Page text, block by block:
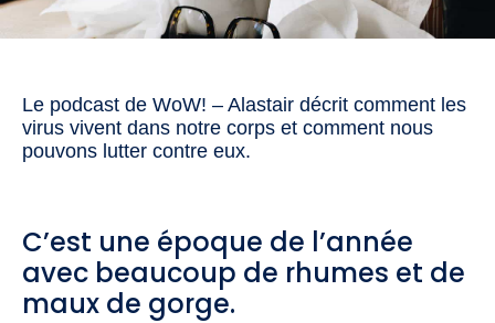
Le podcast de WoW! – Alastair décrit comment les
virus vivent dans notre corps et comment nous
pouvons lutter contre eux.
C’est une époque de l’année
avec beaucoup de rhumes et de
maux de gorge.